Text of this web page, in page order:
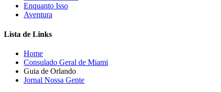
Enquanto Isso
Aventura
Lista de Links
Home
Consulado Geral de Miami
Guia de Orlando
Jornal Nossa Gente